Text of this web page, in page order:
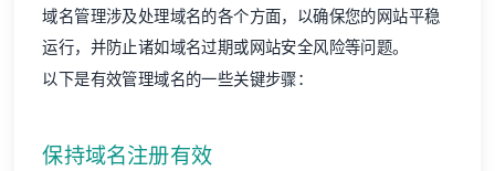
域名管理涉及处理域名的各个方面，以确保您的网站平稳
运行，并防止诸如域名过期或网站安全风险等问题。
以下是有效管理域名的一些关键步骤：
保持域名注册有效